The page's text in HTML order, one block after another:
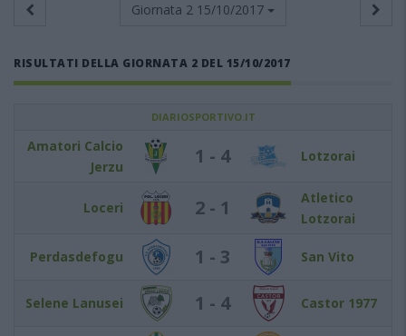
Giornata 2 15/10/2017
RISULTATI DELLA GIORNATA 2 DEL 15/10/2017
DIARIOSPORTIVO.IT
Amatori Calcio
Jerzu
1 - 4 Lotzorai
Loceri 2 - 1
Atletico
Lotzorai
Perdasdefogu 1 - 3 San Vito
Selene Lanusei 1 - 4 Castor 1977